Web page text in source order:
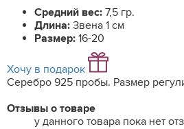
Средний вес: 7,5 гр.
Длина: Звена 1 см
Размер: 16-20
Хочу в подарок
Серебро 925 пробы. Размер
Отзывы о товаре
у данного товара пока нет